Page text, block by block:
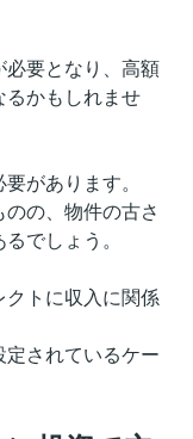
必要となり、高額
るかもしれませ
があります。
の、物件の古さ
でしょう。
クトに収入に関係
定されているケー